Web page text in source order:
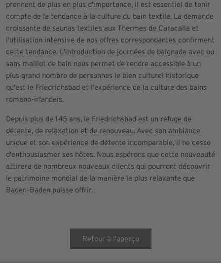
prennent de plus en plus d'importance, il est essentiel de tenir
compte de la tendance à la culture du bain textile. La demande
croissante de saunas textiles aux Thermes de Caracalla et
l'utilisation intensive de nos offres correspondantes confirment
cette tendance. L'introduction de journées de baignade avec ou
sans maillot de bain nous permet de rendre accessible à un
plus grand nombre de personnes le bien culturel historique
qu'est le Friedrichsbad et l'expérience de la culture des bains
romano-irlandais.
Depuis plus de 145 ans, le Friedrichsbad est un refuge de
détente, de relaxation et de renouveau. Avec son ambiance
unique et son expérience de détente incomparable, il ne cesse
d'enthousiasmer ses hôtes. Nous espérons que cette nouveauté
attirera de nombreux nouveaux clients qui pourront découvrir
le patrimoine mondial de la manière la plus relaxante que
Baden-Baden puisse offrir.
Retour à l'aperçu